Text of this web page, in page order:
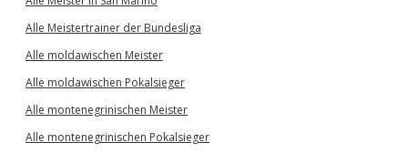
Alle Meistertrainer der Bundesliga
Alle moldawischen Meister
Alle moldawischen Pokalsieger
Alle montenegrinischen Meister
Alle montenegrinischen Pokalsieger